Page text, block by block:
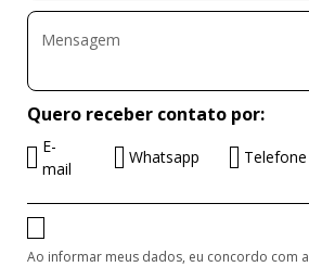
Quero receber contato por:
E-
mail
Whatsapp Telefone
Ao informar meus dados, eu concordo com a